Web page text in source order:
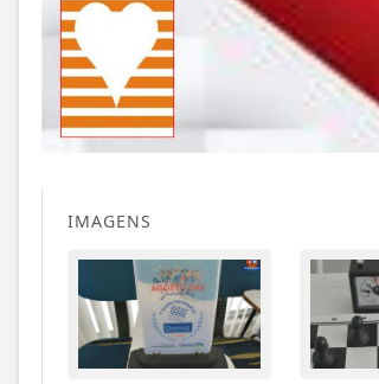
IMAGENS